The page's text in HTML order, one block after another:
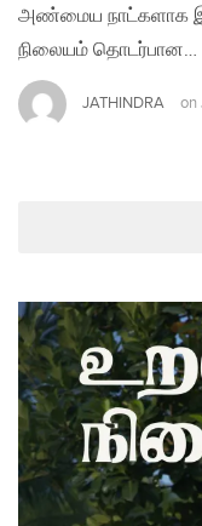
அண்மைய நாட்களாக
நிலையம் தொடர்பான…
JATHINDRA on